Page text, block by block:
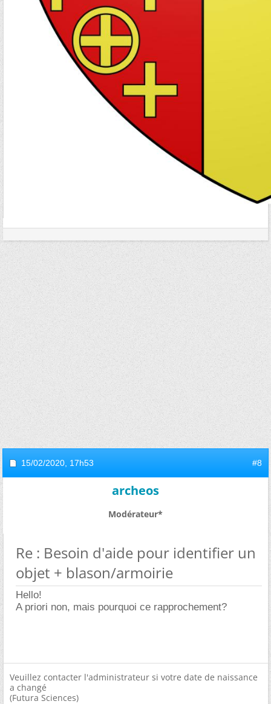
15/02/2020, 17h53 #8
archeos
Modérateur*
Re : Besoin d'aide pour identifier un
objet + blason/armoirie
Hello!
A priori non, mais pourquoi ce rapprochement?
Veuillez contacter l'administrateur si votre date de naissance
a changé
(Futura Sciences)